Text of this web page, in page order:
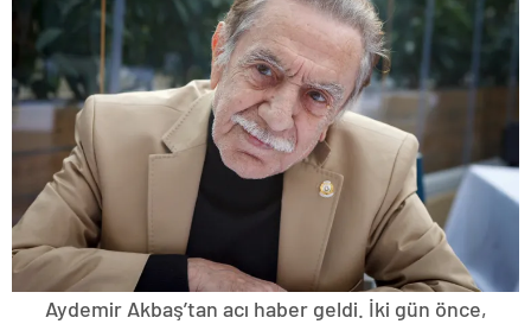
Aydemir Akbaş’tan acı haber geldi. İki gün önce,